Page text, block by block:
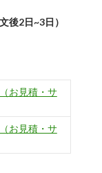
後2日~3日）
お見積・サ
お見積・サ